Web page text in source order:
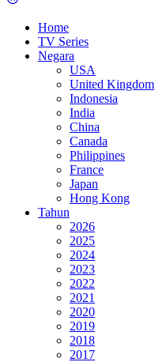
Home
TV Series
Negara
USA
United Kingdom
Indonesia
India
China
Canada
Philippines
France
Japan
Hong Kong
Tahun
2026
2025
2024
2023
2022
2021
2020
2019
2018
2017